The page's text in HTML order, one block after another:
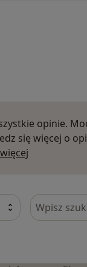
opinie.
się więcej o
Szukaj w